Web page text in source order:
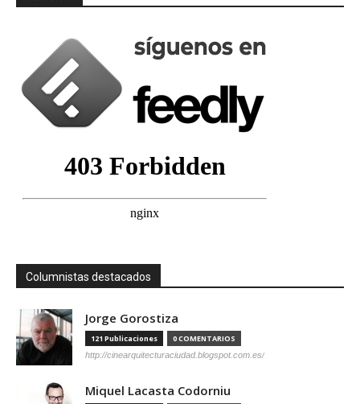
Columnistas destacados
Jorge Gorostiza
121 Publicaciones 0 COMENTARIOS
http://cinearquitecturaciudad.blogspot.com.es/
Miquel Lacasta Codorniu